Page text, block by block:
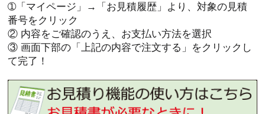
➀「マイページ」→「お見積履歴」より、対象の見積
番号をクリック
② 内容をご確認のうえ、お支払い方法を選択
③ 画面下部の「上記の内容で注文する」をクリックし
て完了！